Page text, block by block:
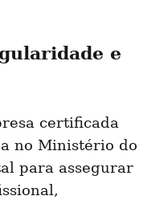
e
certificada
no Ministério do
para assegurar